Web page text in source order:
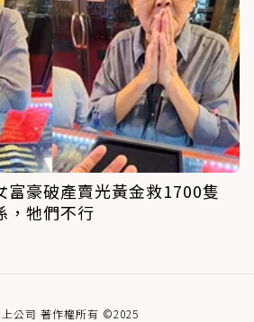
富豪破產賣光黃金救1700隻
，牠們不行
公司 著作權所有 ©2025